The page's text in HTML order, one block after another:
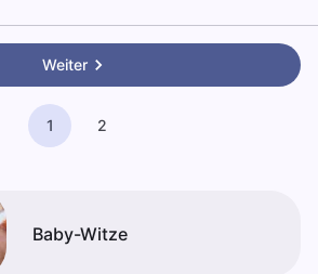
Weiter
1 2
Baby-Witze